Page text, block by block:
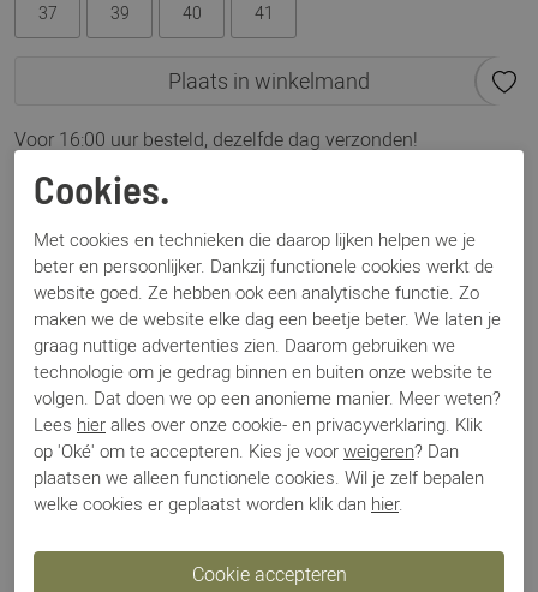
37 39 40 41
Plaats in winkelmand
Voor 16:00 uur besteld, dezelfde dag verzonden!
Omschrijving
Uppsala zip shearling cognac
Specificaties
Merk
Birkenstock
Artikelnummer
Uppsala zip
Los voetbed
Nee
Categorie
Enkellaars
Kleur
Cognac
Materiaal
Suede
Bestelcode
000003256
Cookies.
Met cookies en technieken die daarop lijken helpen we je
beter en persoonlijker. Dankzij functionele cookies werkt de
website goed. Ze hebben ook een analytische functie. Zo
maken we de website elke dag een beetje beter. We laten je
graag nuttige advertenties zien. Daarom gebruiken we
technologie om je gedrag binnen en buiten onze website te
volgen. Dat doen we op een anonieme manier. Meer weten?
Lees hier alles over onze cookie- en privacyverklaring. Klik
op 'Oké' om te accepteren. Kies je voor weigeren? Dan
plaatsen we alleen functionele cookies. Wil je zelf bepalen
welke cookies er geplaatst worden klik dan hier.